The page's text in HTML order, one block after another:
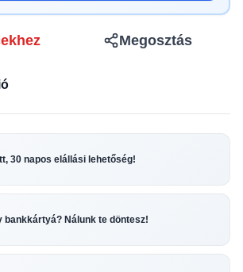
Megosztás
30 napos elállási lehetőség!
bankkártyá? Nálunk te döntesz!